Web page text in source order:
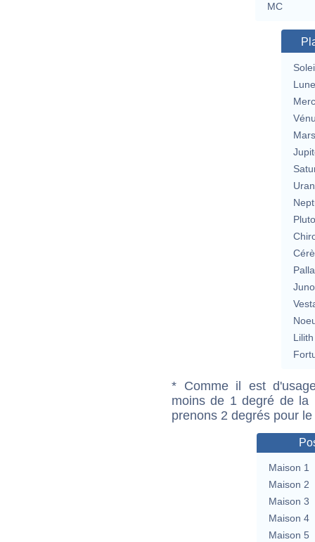
MC
Lune
Mars
Lilith
* Comme il est
moins de 1 degré de la
prenons 2 degrés pour
Maison 1
Maison 2
Maison 3
Maison 4
Maison 5